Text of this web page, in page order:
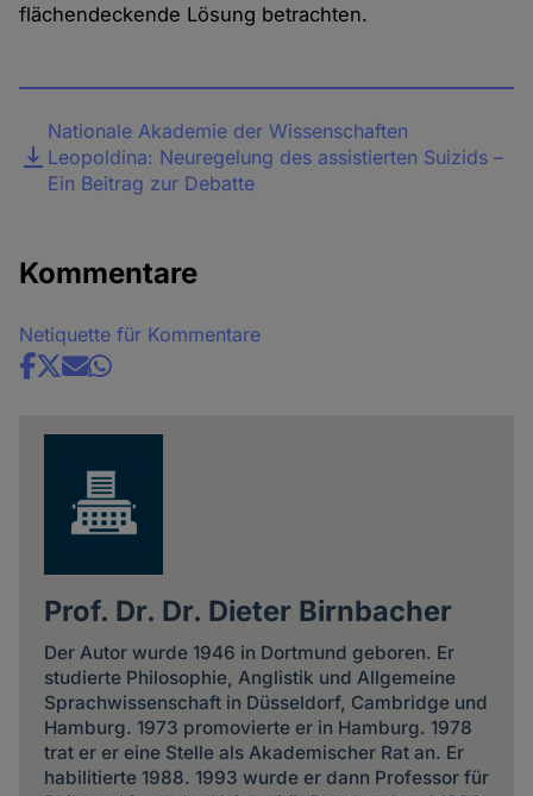
flächendeckende Lösung betrachten.
DateiNationale Akademie der Wissenschaften
Leopoldina: Neuregelung des assistierten Suizids –
Ein Beitrag zur Debatte
Kommentare
Netiquette für Kommentare
Share
Prof. Dr. Dr. Dieter Birnbacher
Der Autor wurde 1946 in Dortmund geboren. Er
studierte Philosophie, Anglistik und Allgemeine
Sprachwissenschaft in Düsseldorf, Cambridge und
Hamburg. 1973 promovierte er in Hamburg. 1978
trat er er eine Stelle als Akademischer Rat an. Er
habilitierte 1988. 1993 wurde er dann Professor für